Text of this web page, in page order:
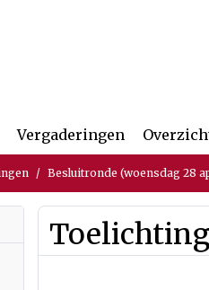
Vergaderingen
Besluitronde (woensdag 28